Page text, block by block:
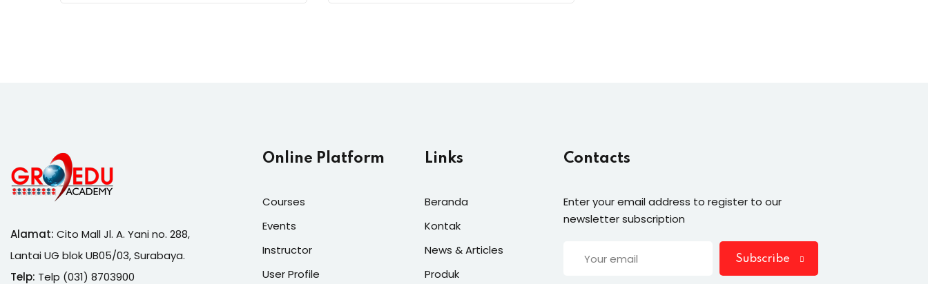
Alamat: Cito Mall Jl. A. Yani no. 288,
Lantai UG blok UB05/03, Surabaya.
Telp: Telp (031) 8703900
Online Platform
Courses
Events
Instructor
User Profile
Links
Beranda
Kontak
News & Articles
Produk
Contacts
Enter your email address to register to our
newsletter subscription
Subscribe